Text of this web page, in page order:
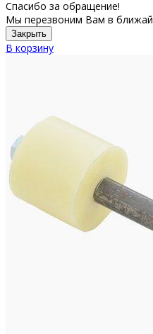
Спасибо за обращение!
Мы перезвоним Вам в
Закрыть
В корзину